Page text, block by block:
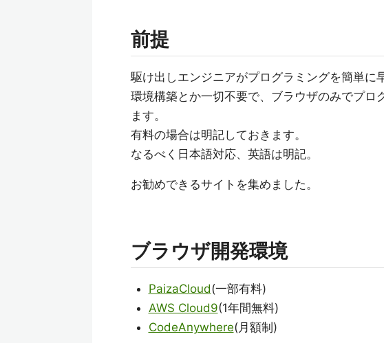
前提
駆け出しエンジニアがプログラミングを簡単に
環境構築とか一切不要で、ブラウザのみでプロ
ます。
有料の場合は明記しておきます。
なるべく日本語対応、英語は明記。
お勧めできるサイトを集めました。
ブラウザ開発環境
PaizaCloud(一部有料)
AWS Cloud9(1年間無料)
CodeAnywhere(月額制)